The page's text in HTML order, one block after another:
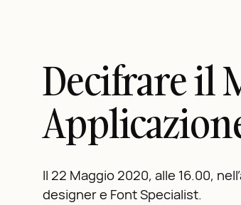
Decifrare il
Il 22 Maggio 2020, alle 16.00,
designer e Font Specialist.